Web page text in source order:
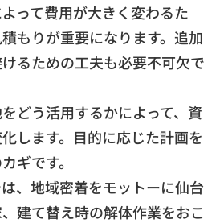
って費用が大きく変わるた
もりが重要になります。追加
るための工夫も必要不可欠で
どう活用するかによって、資
します。目的に応じた計画を
ギです。
、地域密着をモットーに仙台
建て替え時の解体作業をおこ